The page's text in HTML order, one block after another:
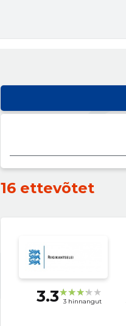
16 ettevõtet
3.3 3 hinnangut